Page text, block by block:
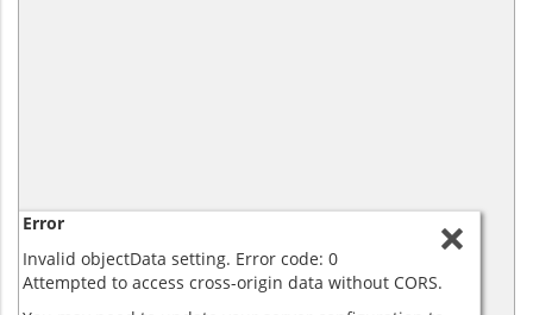
Error
Invalid objectData setting. Error code: 0
Attempted to access cross-origin data without CORS.